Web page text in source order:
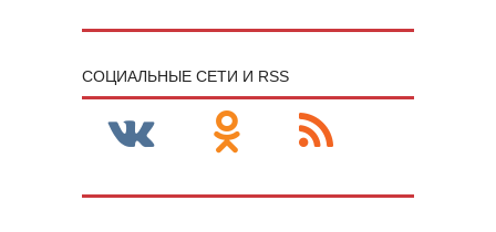
CОЦИАЛЬНЫЕ СЕТИ И RSS